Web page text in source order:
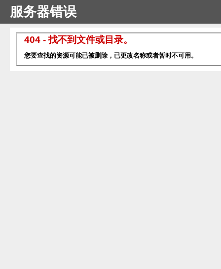
服务器错误
404 - 找不到文件或目录。
您要查找的资源可能已被删除，已更改名称或者暂时不可用。